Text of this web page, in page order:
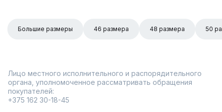
Большие размеры 46 размера 48 размера 50
Лицо местного исполнительного и распорядительного
органа, уполномоченное рассматривать обращения
покупателей:
+375 162 30-18-45